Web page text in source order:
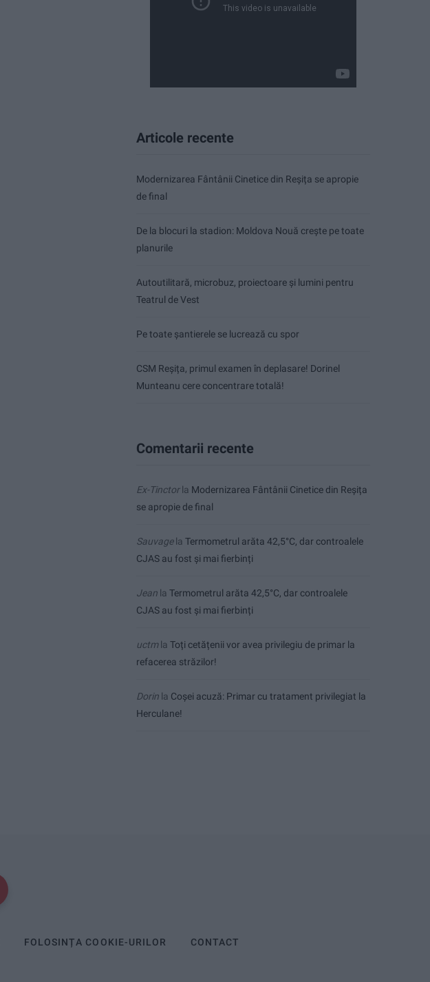
Articole recente
Modernizarea Fântânii Cinetice din Reșița se apropie
de final
De la blocuri la stadion: Moldova Nouă crește pe toate
planurile
Autoutilitară, microbuz, proiectoare și lumini pentru
Teatrul de Vest
Pe toate șantierele se lucrează cu spor
CSM Reșița, primul examen în deplasare! Dorinel
Munteanu cere concentrare totală!
Comentarii recente
Ex-Tinctorla Modernizarea Fântânii Cinetice din Reșița
se apropie de final
Sauvagela Termometrul arăta 42,5°C, dar controalele
CJAS au fost și mai fierbinți
Jean la Termometrul arăta 42,5°C, dar controalele
CJAS au fost și mai fierbinți
uctmla Toți cetățenii vor avea privilegiu de primar la
refacerea străzilor!
Dorin la Coșei acuză: Primar cu tratament privilegiat la
Herculane!
FOLOSINȚA COOKIE-URILOR CONTACT